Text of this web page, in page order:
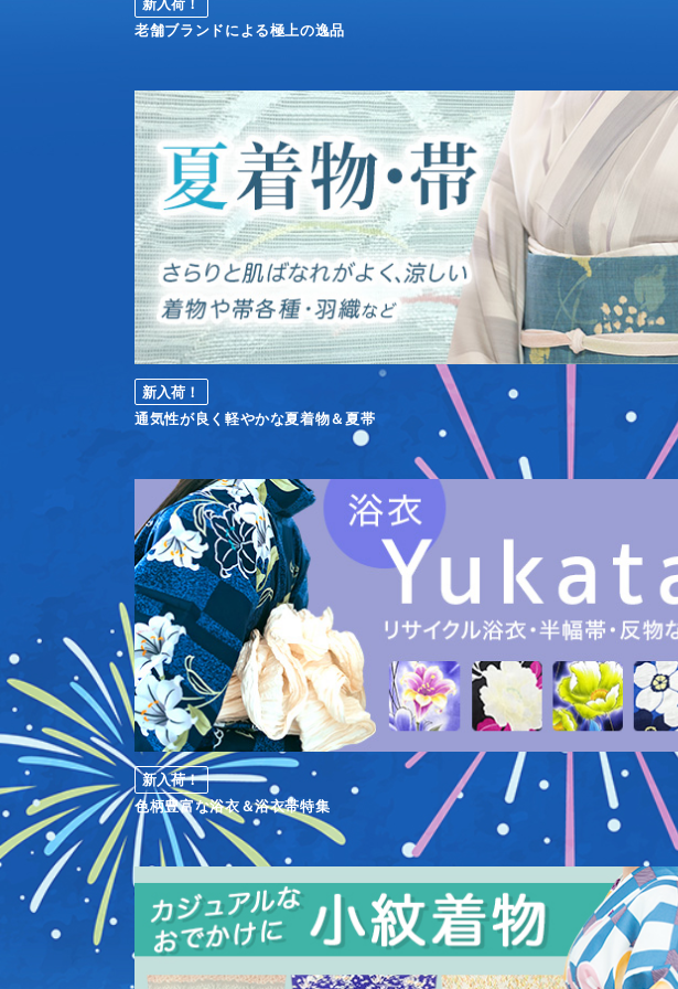
新入荷！
老舗ブランドによる極上の逸品
新入荷！
通気性が良く軽やかな夏着物＆夏帯
新入荷！
色柄豊富な浴衣＆浴衣帯特集